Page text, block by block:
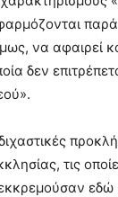
να αφαιρεί
δεν
τις